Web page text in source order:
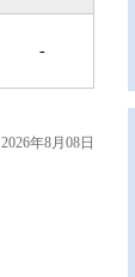
-
2026年8月08日